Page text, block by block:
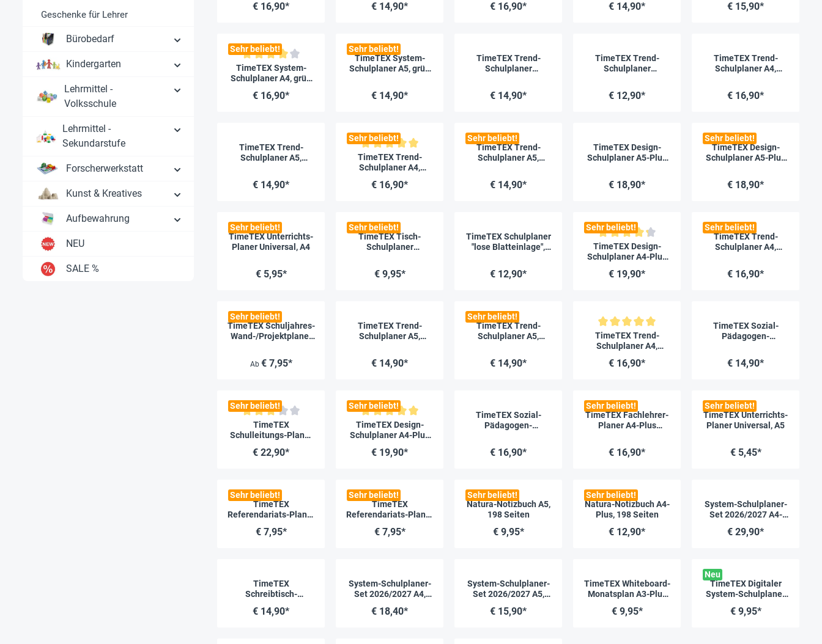
Geschenke für Lehrer
Bürobedarf
Kindergarten
Lehrmittel -
Volksschule
Lehrmittel -
Sekundarstufe
Forscherwerkstatt
Kunst & Kreatives
Aufbewahrung
NEU
SALE %
€ 16,90* € 14,90* € 16,90* € 14,90* € 15,90*
Sehr beliebt!
Durchschnittliche Bewertung von 4 von 5 Sternen
TimeTEX System-
Schulplaner A4, grün
€ 16,90*
Sehr beliebt!
TimeTEX System-
Schulplaner A5, grün
€ 14,90*
TimeTEX Trend-
Schulplaner
€ 14,90*
TimeTEX Trend-
Schulplaner
€ 12,90*
TimeTEX Trend-
Schulplaner A4,
€ 16,90*
TimeTEX Trend-
Schulplaner A5,
€ 14,90*
Sehr beliebt!
Durchschnittliche Bewertung von 5 von 5 Sternen
TimeTEX Trend-
Schulplaner A4,
€ 16,90*
Sehr beliebt!
TimeTEX Trend-
Schulplaner A5,
€ 14,90*
TimeTEX Design-
Schulplaner A5-Plus
€ 18,90*
Sehr beliebt!
TimeTEX Design-
Schulplaner A5-Plus
€ 18,90*
Sehr beliebt!
TimeTEX Unterrichts-
Planer Universal, A4
€ 5,95*
Sehr beliebt!
TimeTEX Tisch-
Schulplaner
€ 9,95*
TimeTEX Schulplaner
"lose Blatteinlage",
€ 12,90*
Sehr beliebt!
Durchschnittliche Bewertung von 4.3 von 5 Sternen
TimeTEX Design-
Schulplaner A4-Plus
€ 19,90*
Sehr beliebt!
TimeTEX Trend-
Schulplaner A4,
€ 16,90*
Sehr beliebt!
TimeTEX Schuljahres-
Wand-/Projektplaner
Ab € 7,95*
TimeTEX Trend-
Schulplaner A5,
€ 14,90*
Sehr beliebt!
TimeTEX Trend-
Schulplaner A5,
€ 14,90*
Durchschnittliche Bewertung von 5 von 5 Sternen
TimeTEX Trend-
Schulplaner A4,
€ 16,90*
TimeTEX Sozial-
Pädagogen-
€ 14,90*
Sehr beliebt!
Durchschnittliche Bewertung von 3 von 5 Sternen
TimeTEX
Schulleitungs-Planer
€ 22,90*
Sehr beliebt!
Durchschnittliche Bewertung von 5 von 5 Sternen
TimeTEX Design-
Schulplaner A4-Plus
€ 19,90*
TimeTEX Sozial-
Pädagogen-
€ 16,90*
Sehr beliebt!
TimeTEX Fachlehrer-
Planer A4-Plus
€ 16,90*
Sehr beliebt!
TimeTEX Unterrichts-
Planer Universal, A5
€ 5,45*
Sehr beliebt!
TimeTEX
Referendariats-Planer
€ 7,95*
Sehr beliebt!
TimeTEX
Referendariats-Planer
€ 7,95*
Sehr beliebt!
Natura-Notizbuch A5,
198 Seiten
€ 9,95*
Sehr beliebt!
Natura-Notizbuch A4-
Plus, 198 Seiten
€ 12,90*
System-Schulplaner-
Set 2026/2027 A4-
€ 29,90*
TimeTEX
Schreibtisch-
Woche"
€ 14,90*
System-Schulplaner-
Set 2026/2027 A4,
Cover
€ 18,40*
System-Schulplaner-
Set 2026/2027 A5,
Cover
€ 15,90*
TimeTEX Whiteboard-
Monatsplan A3-Plus
magnetisch, 4-tlg.
€ 9,95*
Neu
TimeTEX Digitaler
System-Schulplaner
2026/2027
€ 9,95*